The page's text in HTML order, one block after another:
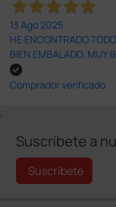
13 Ago 2025
HE ENCONTRADO
BIEN EMBALADO. MUY
Comprador verificado
;
Suscríbete a
Suscríbete